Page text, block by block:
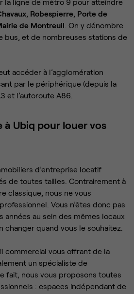
la ligne de métro 9 pour atteindre
, Robespierre, Porte de
de Montreuil . On y dénombre
bus, et de nombreuses stations de
accéder à l’agglomération
par le périphérique (depuis la
et l’autoroute A86.
à Ubiq pour louer vos
d’entreprise locatif
de toutes tailles. Contrairement à
classique, nous ne vous
Vous n’êtes donc pas
au sein des mêmes locaux
changer quand vous le souhaitez.
commercial vous offrant de la
un spécialiste de
fait, nous vous proposons toutes
: espaces indépendant de